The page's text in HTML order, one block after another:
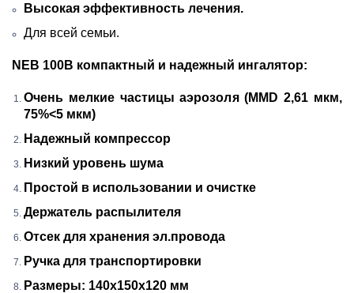
Высокая эффективность лечения.
Для всей семьи.
NEB 100B компактный и надежный ингалятор:
Очень мелкие частицы аэрозоля (ММD 2,61 мкм,
75%<5 мкм)
Надежный компрессор
Низкий уровень шума
Простой в использовании и очистке
Держатель распылителя
Отсек для хранения эл.провода
Ручка для транспортировки
Размеры: 140х150х120 мм